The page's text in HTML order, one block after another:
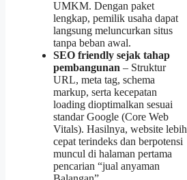
UMKM. Dengan paket
lengkap, pemilik usaha dapat
langsung meluncurkan situs
tanpa beban awal.
SEO friendly sejak tahap
pembangunan – Struktur
URL, meta tag, schema
markup, serta kecepatan
loading dioptimalkan sesuai
standar Google (Core Web
Vitals). Hasilnya, website lebih
cepat terindeks dan berpotensi
muncul di halaman pertama
pencarian “jual anyaman